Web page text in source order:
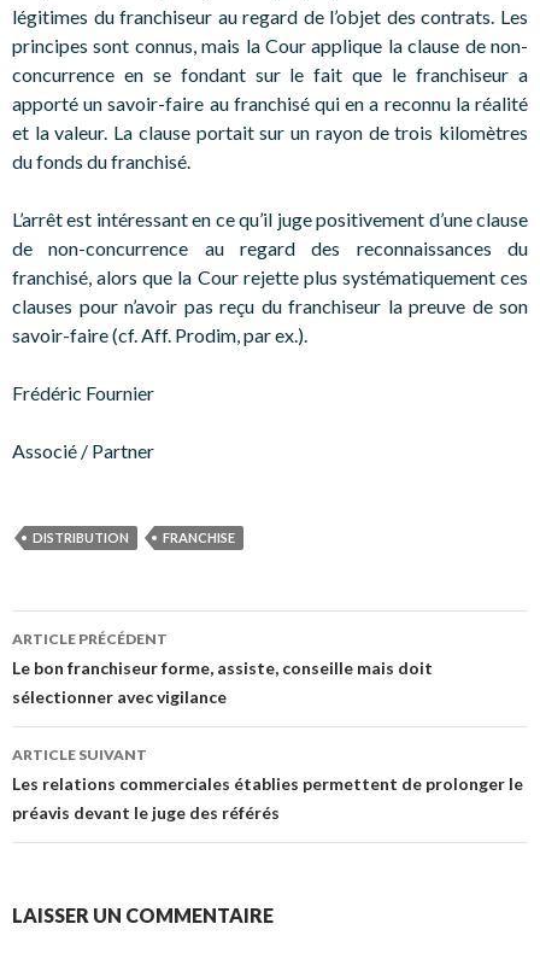
légitimes du franchiseur au regard de l’objet des contrats. Les
principes sont connus, mais la Cour applique la clause de non-
concurrence en se fondant sur le fait que le franchiseur a
apporté un savoir-faire au franchisé qui en a reconnu la réalité
et la valeur. La clause portait sur un rayon de trois kilomètres
du fonds du franchisé.
L’arrêt est intéressant en ce qu’il juge positivement d’une clause
de non-concurrence au regard des reconnaissances du
franchisé, alors que la Cour rejette plus systématiquement ces
clauses pour n’avoir pas reçu du franchiseur la preuve de son
savoir-faire (cf. Aff. Prodim, par ex.).
Frédéric Fournier
Associé / Partner
DISTRIBUTION FRANCHISE
Navigation
des
articles
ARTICLE PRÉCÉDENT
Le bon franchiseur forme, assiste, conseille mais doit
sélectionner avec vigilance
ARTICLE SUIVANT
Les relations commerciales établies permettent de prolonger le
préavis devant le juge des référés
LAISSER UN COMMENTAIRE